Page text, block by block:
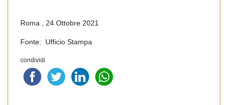
Roma , 24 Ottobre 2021
Fonte: Ufficio Stampa
condividi